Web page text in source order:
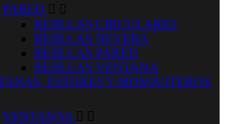
PARED  
REJILLAS CIRCULARES
REJILLAS NEVERA
REJILLAS PARED
REJILLAS VENTANA
ESTORES Y MOSQUITEROS
VENTANAS  